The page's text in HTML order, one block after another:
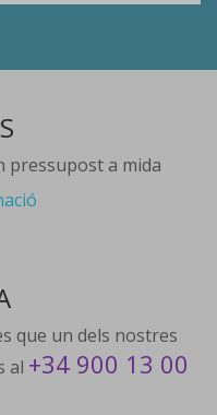
pressupost a mida
que un dels nostres
al +34 900 13 00